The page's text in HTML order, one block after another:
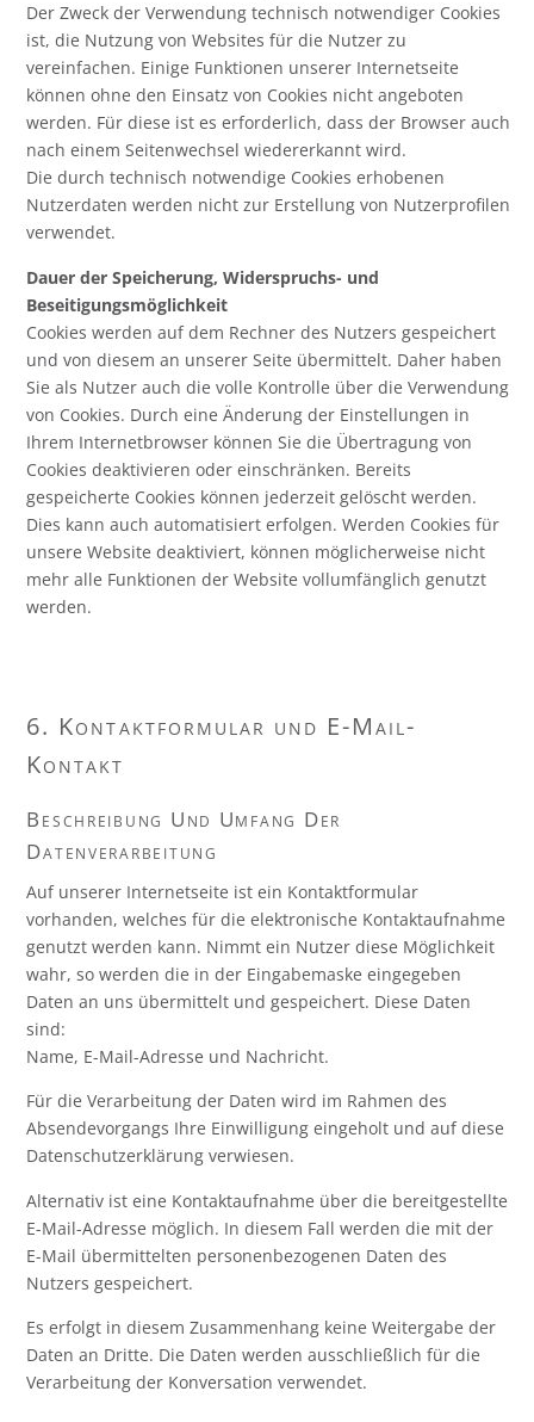
Der Zweck der Verwendung technisch notwendiger Cookies
ist, die Nutzung von Websites für die Nutzer zu
vereinfachen. Einige Funktionen unserer Internetseite
können ohne den Einsatz von Cookies nicht angeboten
werden. Für diese ist es erforderlich, dass der Browser auch
nach einem Seitenwechsel wiedererkannt wird.
Die durch technisch notwendige Cookies erhobenen
Nutzerdaten werden nicht zur Erstellung von Nutzerprofilen
verwendet.
Dauer der Speicherung, Widerspruchs- und
Beseitigungsmöglichkeit
Cookies werden auf dem Rechner des Nutzers gespeichert
und von diesem an unserer Seite übermittelt. Daher haben
Sie als Nutzer auch die volle Kontrolle über die Verwendung
von Cookies. Durch eine Änderung der Einstellungen in
Ihrem Internetbrowser können Sie die Übertragung von
Cookies deaktivieren oder einschränken. Bereits
gespeicherte Cookies können jederzeit gelöscht werden.
Dies kann auch automatisiert erfolgen. Werden Cookies für
unsere Website deaktiviert, können möglicherweise nicht
mehr alle Funktionen der Website vollumfänglich genutzt
werden.
6. Kontaktformular und E-Mail-
Kontakt
Beschreibung Und Umfang Der
Datenverarbeitung
Auf unserer Internetseite ist ein Kontaktformular
vorhanden, welches für die elektronische Kontaktaufnahme
genutzt werden kann. Nimmt ein Nutzer diese Möglichkeit
wahr, so werden die in der Eingabemaske eingegeben
Daten an uns übermittelt und gespeichert. Diese Daten
sind:
Name, E-Mail-Adresse und Nachricht.
Für die Verarbeitung der Daten wird im Rahmen des
Absendevorgangs Ihre Einwilligung eingeholt und auf diese
Datenschutzerklärung verwiesen.
Alternativ ist eine Kontaktaufnahme über die bereitgestellte
E-Mail-Adresse möglich. In diesem Fall werden die mit der
E-Mail übermittelten personenbezogenen Daten des
Nutzers gespeichert.
Es erfolgt in diesem Zusammenhang keine Weitergabe der
Daten an Dritte. Die Daten werden ausschließlich für die
Verarbeitung der Konversation verwendet.